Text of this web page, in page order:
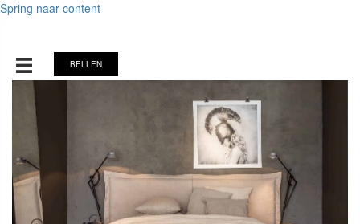
Spring naar content
BELLEN